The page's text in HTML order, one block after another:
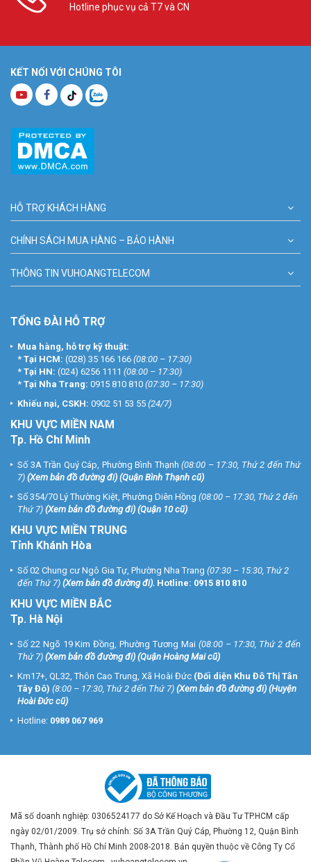
Hotline phục vụ cả T7 và CN
KẾT NỐI VỚI CHÚNG TÔI
HỖ TRỢ KHÁCH HÀNG
CHÍNH SÁCH MUA HÀNG – BẢO HÀNH
THÔNG TIN VUHOANGTELECOM
TỔNG ĐÀI HỖ TRỢ
Mua hàng, hỗ trợ kỹ thuật:
* Tại HCM: (028) 35 166 166 (08:00 – 17:30)
* Tại HN: (024) 6256 1111 (08:00 – 17:30)
* Tại Nha Trang: 0915 810 810 (07:30 – 17:30)
Khiếu nại, CSKH: 0902 51 53 55 (24/7)
KHU VỰC MIỀN NAM
Tp. Hồ Chí Minh
Số 3A Trần Quý Cáp, Phường Bình Thạnh (08:00 – 17:30, Thứ 2 đến Thứ
7) (Xem bản đồ đường đi) (Quận Bình Thạnh cũ)
Số 354/70 Lý Thường Kiệt, Phường Diên Hồng (08:00 – 17:30, Thứ 2 đến
Thứ 7) (Xem bản đồ đường đi) (Quận 10 cũ)
KHU VỰC MIỀN TRUNG
Tỉnh Khánh Hòa
Số 02 Chung cư Ngô Gia Tự, Phường Nha Trang (07:30 – 15:30, Thứ 2
đến Thứ 7) (Xem bản đồ đường đi). Hotline: 0915 810 810
KHU VỰC MIỀN BẮC
Tp. Hà Nội
Số 22 Ngõ 19 Kim Đồng, Phường Tương Mai (08:00 – 17:30, Thứ 2 đến
Thứ 7) (Xem bản đồ đường đi) (Quận Hoàng Mai cũ)
Km17+, QL32, Thôn Cao Trung, Xã Hoài Đức (Đối diện Khu Đô Thị Tân
Tây Đô) (8:00 – 17:30, Thứ 2 đến Thứ 7) (Xem bản đồ đường đi) (Huyện
Hoài Đức cũ)
Hotline: 0989 067 969
Mã số doanh nghiệp: 0306524177 do Sở Kế Hoạch và Đầu Tư TP.HCM cấp
ngày 02/01/2009. Trụ sở chính: Số 3A Trần Quý Cáp, Phường 12, Quận Bình
Thạnh, Thành phố Hồ Chí Minh 2008-2018. Bản quyền thuộc về Công Ty Cổ